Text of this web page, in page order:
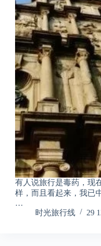
有人说旅行是毒药，现
样，而且看起来，我已
…
时光旅行线
29